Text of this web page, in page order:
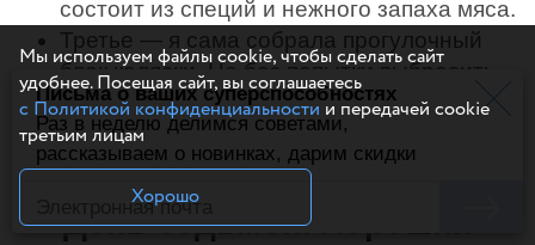
состоит из специй и нежного запаха мяса.
Третье — я сама собрала прогулочный
блок коляски. Не без попытки выбросить
всё из окна и дождаться человека,
который не нетерпеливая женщина, но
всё обошлось, я справилась.
День седьмой. Хороший
Письма о ваших суперспособностях
Раз в неделю делимся советами,
рассказываем о новинках, дарим скидки
Мы используем файлы cookie, чтобы сделать сайт
удобнее. Посещая сайт, вы соглашаетесь
с Политикой конфиденциальностии передачей cookie
третьим лицам
Хорошо